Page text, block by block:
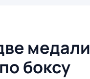
медали
боксу